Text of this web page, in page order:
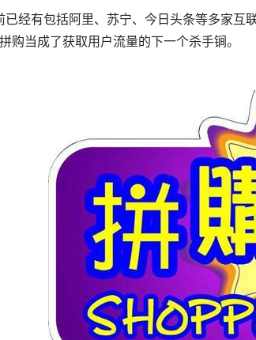
购当成了获取用户流量的下一个杀手锏。